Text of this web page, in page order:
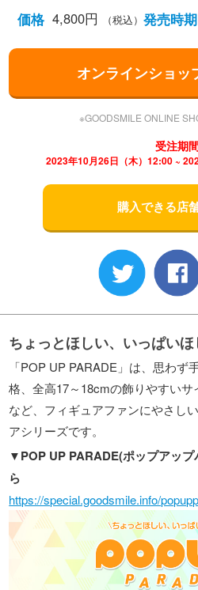
価格 4,800円 （税込） 発売時期
オンラインショッ
※GOODSMILE ONLINE
受注期
2023年10月26日（木）12:00 ~
購入できる店
ちょっとほしい、いっぱい
「POP UP PARADE」は、思わず
格、全高17～18cmの飾りやすい
など、フィギュアファンにやさし
アシリーズです。
▼POP UP PARADE(ポップアッ
ら
https://special.goodsmile.info/